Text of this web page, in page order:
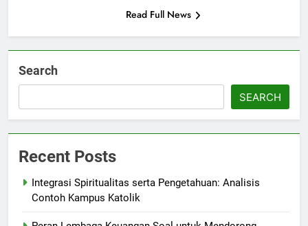
Read Full News
Search
SEARCH
Recent Posts
Integrasi Spiritualitas serta Pengetahuan: Analisis
Contoh Kampus Katolik